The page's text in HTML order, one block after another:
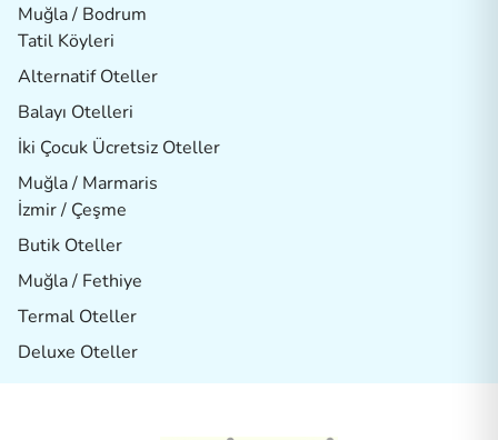
Muğla / Bodrum
Tatil Köyleri
Alternatif Oteller
Balayı Otelleri
İki Çocuk Ücretsiz Oteller
Muğla / Marmaris
İzmir / Çeşme
Butik Oteller
Muğla / Fethiye
Termal Oteller
Deluxe Oteller